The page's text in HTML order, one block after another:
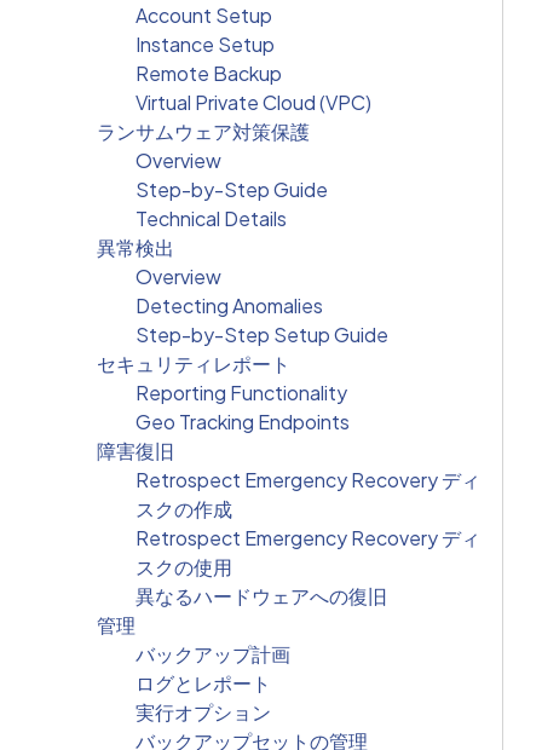
Account Setup
Instance Setup
Remote Backup
Virtual Private Cloud (VPC)
ランサムウェア対策保護
Overview
Step-by-Step Guide
Technical Details
異常検出
Overview
Detecting Anomalies
Step-by-Step Setup Guide
セキュリティレポート
Reporting Functionality
Geo Tracking Endpoints
障害復旧
Retrospect Emergency Recovery ディ
スクの作成
Retrospect Emergency Recovery ディ
スクの使用
異なるハードウェアへの復旧
管理
バックアップ計画
ログとレポート
実行オプション
バックアップセットの管理